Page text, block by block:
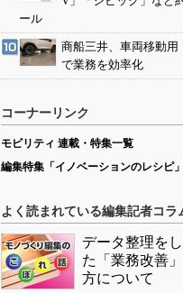
ール
商船三井、車両移動用
で業務を効率化
コーナーリンク
モビリティ 連載・特集一覧
編集特集「イノベーションのレシピ」
よく読まれている編集記者コラ
データ整理を
た「業務改善
方について